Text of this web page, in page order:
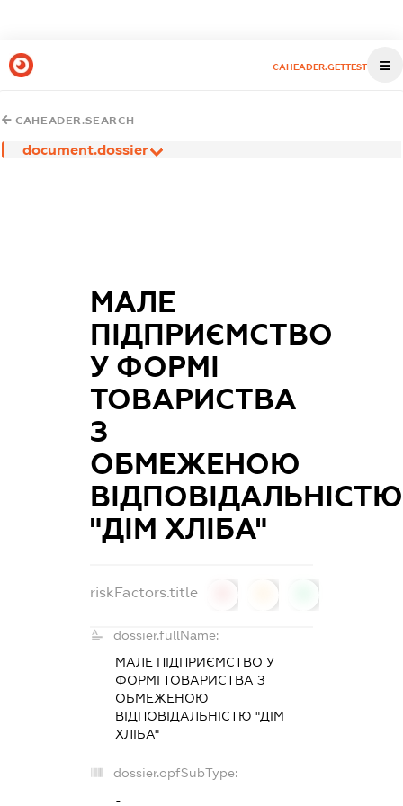
CAHEADER.GETTEST
CAHEADER.SEARCH
document.dossier
МАЛЕ
ПІДПРИЄМСТВО
У ФОРМІ
ТОВАРИСТВА
З
ОБМЕЖЕНОЮ
ВІДПОВІДАЛЬНІСТЮ
"ДІМ ХЛІБА"
riskFactors.title
dossier.fullName:
МАЛЕ ПІДПРИЄМСТВО У
ФОРМІ ТОВАРИСТВА З
ОБМЕЖЕНОЮ
ВІДПОВІДАЛЬНІСТЮ "ДІМ
ХЛІБА"
dossier.opfSubType:
-